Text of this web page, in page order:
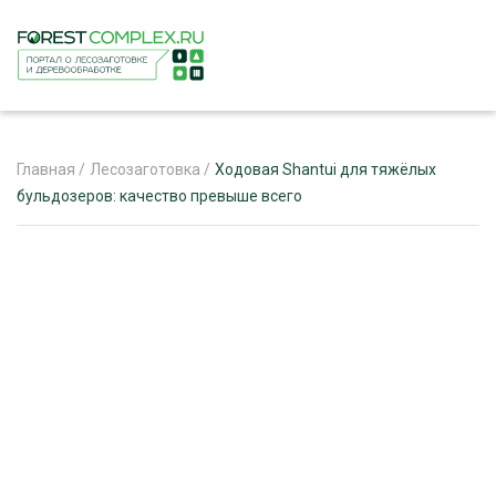
Главная / Лесозаготовка / Ходовая Shantui для тяжёлых
бульдозеров: качество превыше всего